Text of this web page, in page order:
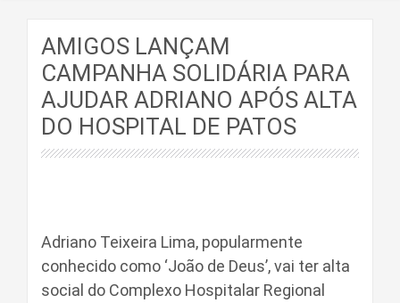
AMIGOS LANÇAM
CAMPANHA SOLIDÁRIA PARA
AJUDAR ADRIANO APÓS ALTA
DO HOSPITAL DE PATOS
Adriano Teixeira Lima, popularmente
conhecido como ‘João de Deus’, vai ter alta
social do Complexo Hospitalar Regional